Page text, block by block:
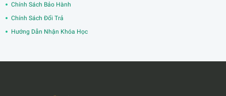
Chính Sách Bảo Hành
Chính Sách Đổi Trả
Hướng Dẫn Nhận Khóa Học